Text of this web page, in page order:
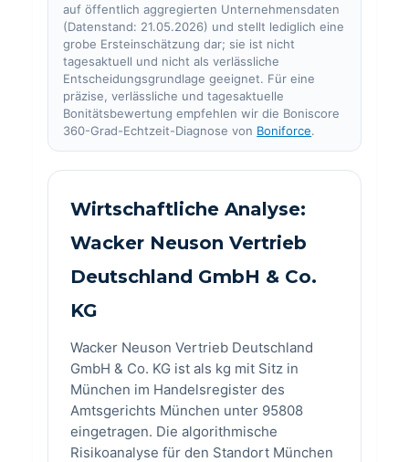
auf öffentlich aggregierten Unternehmensdaten
(Datenstand: 21.05.2026) und stellt lediglich eine
grobe Ersteinschätzung dar; sie ist nicht
tagesaktuell und nicht als verlässliche
Entscheidungsgrundlage geeignet. Für eine
präzise, verlässliche und tagesaktuelle
Bonitätsbewertung empfehlen wir die Boniscore
360-Grad-Echtzeit-Diagnose von Boniforce.
Wirtschaftliche Analyse:
Wacker Neuson Vertrieb
Deutschland GmbH & Co.
KG
Wacker Neuson Vertrieb Deutschland
GmbH & Co. KG ist als kg mit Sitz in
München im Handelsregister des
Amtsgerichts München unter 95808
eingetragen. Die algorithmische
Risikoanalyse für den Standort München